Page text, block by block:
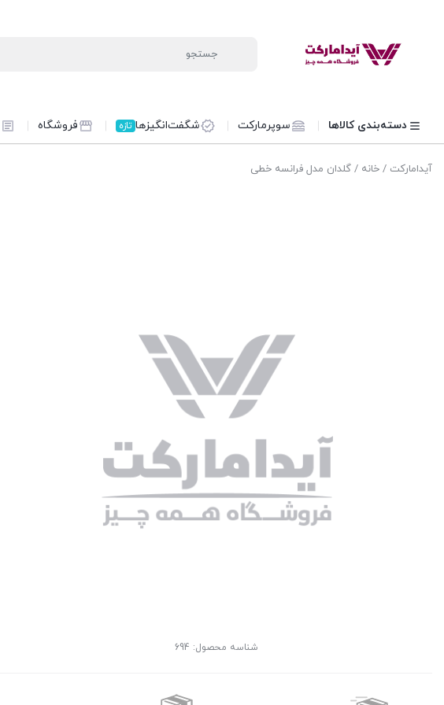
دسته‌بندی کالاها سوپرمارکت شگفت‌انگیزها تازه فروشگاه
آیدامارکت / خانه / گلدان مدل فرانسه خطی
شناسه محصول: 694